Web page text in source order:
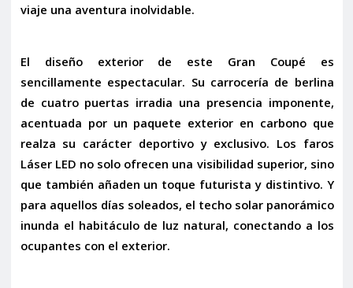
viaje una aventura inolvidable.
El diseño exterior de este Gran Coupé es
sencillamente espectacular. Su carrocería de berlina
de cuatro puertas irradia una presencia imponente,
acentuada por un paquete exterior en carbono que
realza su carácter deportivo y exclusivo. Los faros
Láser LED no solo ofrecen una visibilidad superior, sino
que también añaden un toque futurista y distintivo. Y
para aquellos días soleados, el techo solar panorámico
inunda el habitáculo de luz natural, conectando a los
ocupantes con el exterior.